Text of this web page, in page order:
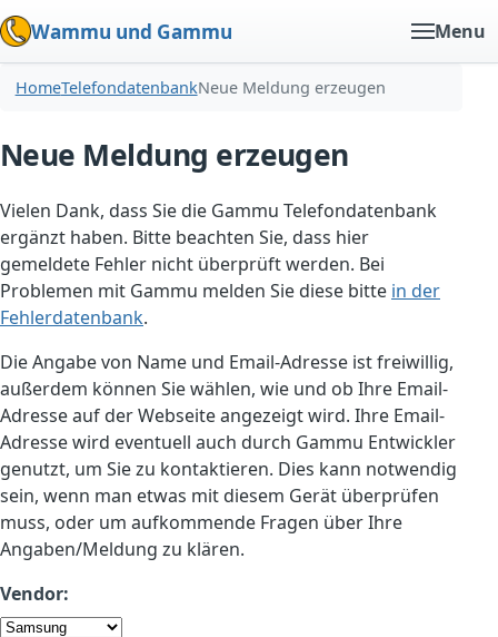
Wammu und Gammu Menu
HomeTelefondatenbankNeue Meldung erzeugen
Neue Meldung erzeugen
Vielen Dank, dass Sie die Gammu Telefondatenbank
ergänzt haben. Bitte beachten Sie, dass hier
gemeldete Fehler nicht überprüft werden. Bei
Problemen mit Gammu melden Sie diese bitte in der
Fehlerdatenbank.
Die Angabe von Name und Email-Adresse ist freiwillig,
außerdem können Sie wählen, wie und ob Ihre Email-
Adresse auf der Webseite angezeigt wird. Ihre Email-
Adresse wird eventuell auch durch Gammu Entwickler
genutzt, um Sie zu kontaktieren. Dies kann notwendig
sein, wenn man etwas mit diesem Gerät überprüfen
muss, oder um aufkommende Fragen über Ihre
Angaben/Meldung zu klären.
Vendor: